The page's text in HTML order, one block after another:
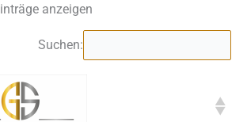
anzeigen
Suchen: